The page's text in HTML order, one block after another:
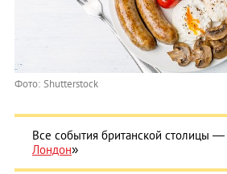
Фото: Shutterstock
Все события британской столицы ―
Лондон»